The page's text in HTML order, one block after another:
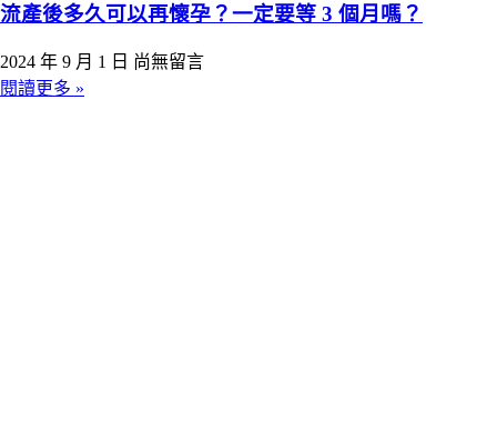
流產後多久可以再懷孕？一定要等 3 個月嗎？
2024 年 9 月 1 日 尚無留言
閱讀更多 »